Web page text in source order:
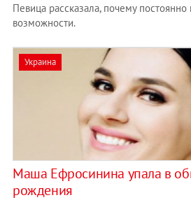
Певица рассказала, почему
возможности.
Украина
Маша Ефросинина упала в
рождения